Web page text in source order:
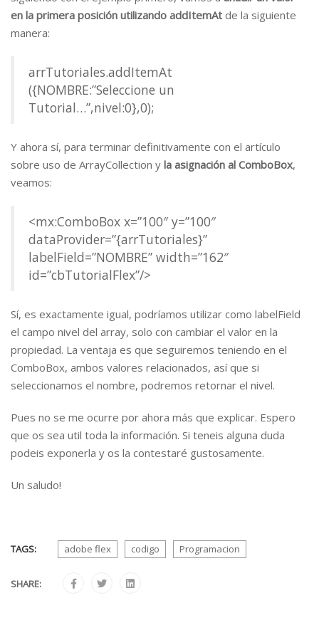
en la primera posición utilizando addItemAt de la siguiente
manera:
arrTutoriales.addItemAt
({NOMBRE:”Seleccione un
Tutorial…”,nivel:0},0);
Y ahora sí, para terminar definitivamente con el artículo
sobre uso de ArrayCollection y la asignación al ComboBox,
veamos:
<mx:ComboBox x=”100″ y=”100″
dataProvider=”{arrTutoriales}”
labelField=”NOMBRE” width=”162″
id=”cbTutorialFlex”/>
Sí, es exactamente igual, podríamos utilizar como labelField
el campo nivel del array, solo con cambiar el valor en la
propiedad. La ventaja es que seguiremos teniendo en el
ComboBox, ambos valores relacionados, así que si
seleccionamos el nombre, podremos retornar el nivel.
Pues no se me ocurre por ahora más que explicar. Espero
que os sea util toda la información. Si teneis alguna duda
podeis exponerla y os la contestaré gustosamente.
Un saludo!
TAGS: adobe flex codigo Programacion
SHARE: